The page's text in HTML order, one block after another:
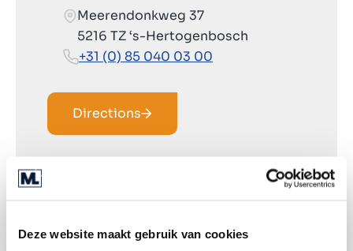
Deze website maakt gebruik van cookies
Meerendonkweg 37
5216 TZ ‘s-Hertogenbosch
+31 (0) 85 040 03 00
Directions